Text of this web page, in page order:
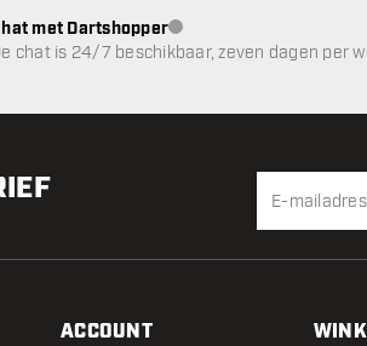
met Dartshopperklantenservice niet
chat is 24/7 beschikbaar, zeven dagen per
ACCOUNT